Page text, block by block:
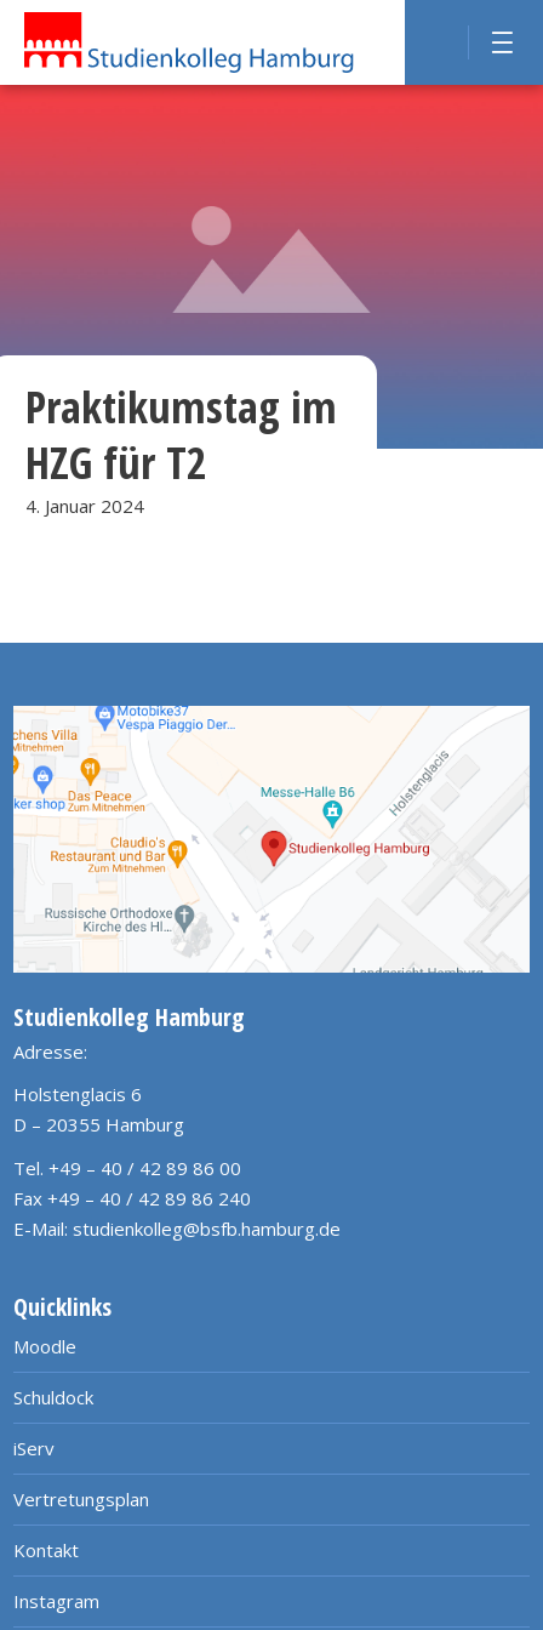
Praktikumstag im
HZG für T2
4. Januar 2024
Studienkolleg Hamburg
Adresse:
Holstenglacis 6
D – 20355 Hamburg
Tel. +49 – 40 / 42 89 86 00
Fax +49 – 40 / 42 89 86 240
E-Mail: studienkolleg@bsfb.hamburg.de
Quicklinks
Moodle
Schuldock
iServ
Vertretungsplan
Kontakt
Instagram